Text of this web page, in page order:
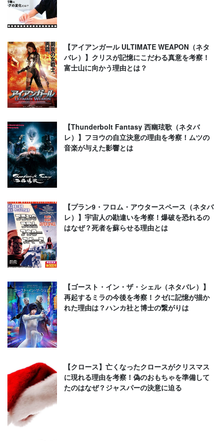
【アイアンガール ULTIMATE WEAPON（ネタ
バレ）】クリスが記憶にこだわる真意を考察！
富士山に向かう理由とは？
【Thunderbolt Fantasy 西幽玹歌（ネタバ
レ）】フヨウの自立決意の理由を考察！ムツの
音楽が与えた影響とは
【プラン9・フロム・アウタースペース（ネタバ
レ）】宇宙人の勘違いを考察！爆破を恐れるの
はなぜ？死者を蘇らせる理由とは
【ゴースト・イン・ザ・シェル（ネタバレ）】
再起するミラの今後を考察！クゼに記憶が描か
れた理由は？ハンカ社と博士の繋がりは
【クロース】亡くなったクロースがクリスマス
に現れる理由を考察！偽のおもちゃを準備して
たのはなぜ？ジャスパーの決意に迫る